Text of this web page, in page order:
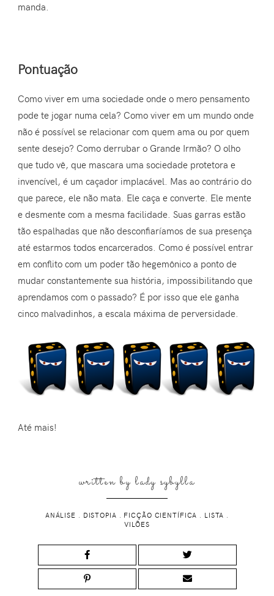
manda.
Pontuação
Como viver em uma sociedade onde o mero pensamento
pode te jogar numa cela? Como viver em um mundo onde
não é possível se relacionar com quem ama ou por quem
sente desejo? Como derrubar o Grande Irmão? O olho
que tudo vê, que mascara uma sociedade protetora e
invencível, é um caçador implacável. Mas ao contrário do
que parece, ele não mata. Ele caça e converte. Ele mente
e desmente com a mesma facilidade. Suas garras estão
tão espalhadas que não desconfiaríamos de sua presença
até estarmos todos encarcerados. Como é possível entrar
em conflito com um poder tão hegemônico a ponto de
mudar constantemente sua história, impossibilitando que
aprendamos com o passado? É por isso que ele ganha
cinco malvadinhos, a escala máxima de perversidade.
Até mais!
written bylady sybylla
ANÁLISE . DISTOPIA . FICÇÃO CIENTÍFICA . LISTA .
VILÕES